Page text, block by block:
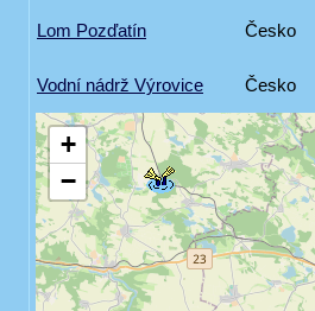
Lom Pozďatín Česko
Vodní nádrž Výrovice Česko